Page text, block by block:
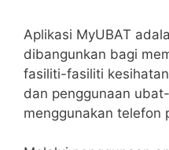
Aplikasi MyUBAT
dibangunkan bagi
fasiliti-fasiliti
dan penggunaan
menggunakan telefon